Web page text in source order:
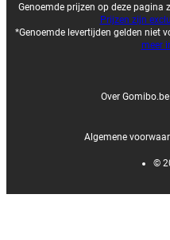
Genoemde prijzen op deze pagina
Prijzen zijn
*Genoemde levertijden gelden niet
meer
Over Gomibo.be
Algemene
©